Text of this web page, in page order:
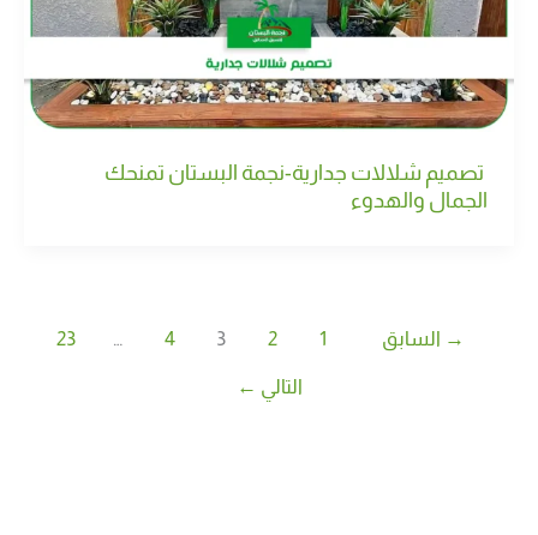
تصميم شلالات جدارية-نجمة البستان تمنحك
الجمال والهدوء
→ السابق 1
2
3
4
…
23
التالي ←